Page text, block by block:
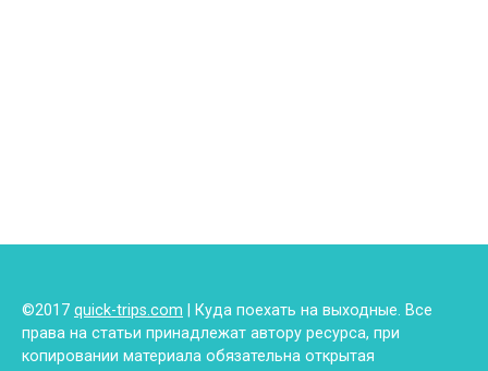
©2017 quick-trips.com | Куда поехать на выходные. Все
права на статьи принадлежат автору ресурса, при
копировании материала обязательна открытая